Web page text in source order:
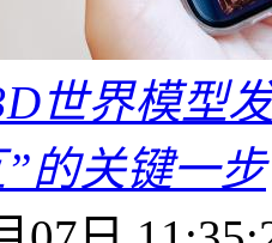
世界模型
的关键一步